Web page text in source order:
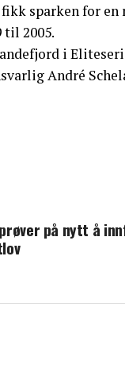
sparken for en
til 2005.
i
André
på nytt å